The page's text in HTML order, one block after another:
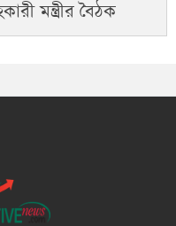
মন্ত্রীর বৈঠক